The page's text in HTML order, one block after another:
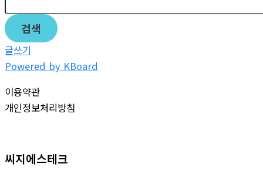
검색
글쓰기
Powered by KBoard
이용약관
개인정보처리방침
씨지에스테크